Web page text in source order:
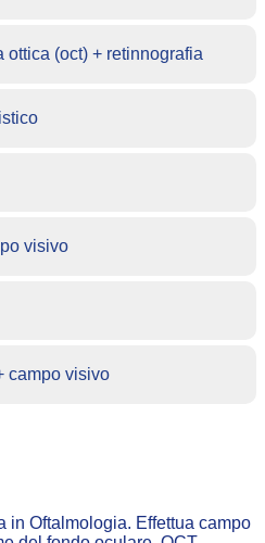
ottica (oct) + retinnografia
visivo
campo visivo
in Oftalmologia. Effettua campo